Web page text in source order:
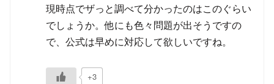
現時点でザっと調べて分かったのはこのぐらい
でしょうか。他にも色々問題が出そうですの
で、公式は早めに対応して欲しいですね。
+3